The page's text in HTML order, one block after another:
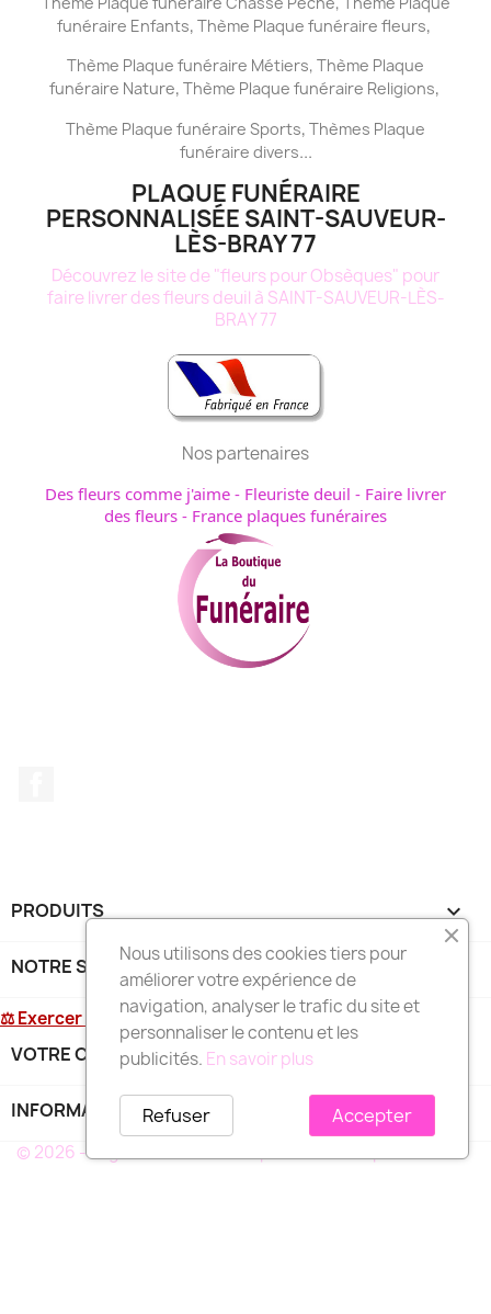
funéraire Enfants, Thème Plaque funéraire fleurs,
Thème Plaque funéraire Métiers, Thème Plaque
funéraire Nature, Thème Plaque funéraire Religions,
Thème Plaque funéraire Sports, Thèmes Plaque
funéraire divers...
PLAQUE FUNÉRAIRE
PERSONNALISÉE SAINT-SAUVEUR-
LÈS-BRAY 77
Découvrez le site de "fleurs pour Obsèques" pour
faire livrer des fleurs deuil à SAINT-SAUVEUR-LÈS-
BRAY 77
Nos partenaires
Des fleurs comme j'aime - Fleuriste deuil - Faire livrer
des fleurs - France plaques funéraires
PRODUITS 
NOTRE SOCIÉTÉ
⚖ Exercer mon droit de rétractation
VOTRE COMPTE
INFORMATIONS
© 2026 - Logiciel e-commerce par PrestaShop™
Nous utilisons des cookies tiers pour
améliorer votre expérience de
navigation, analyser le trafic du site et
personnaliser le contenu et les
publicités. En savoir plus
Accepter
Refuser